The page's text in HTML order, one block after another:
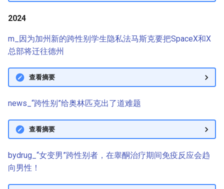
2024
m_因为加州新的跨性别学生隐私法马斯克要把SpaceX和X
总部将迁往德州
查看摘要
news_“跨性别”给奥林匹克出了道难题
查看摘要
bydrug_“女变男”跨性别者，在睾酮治疗期间免疫反应会趋
向男性！